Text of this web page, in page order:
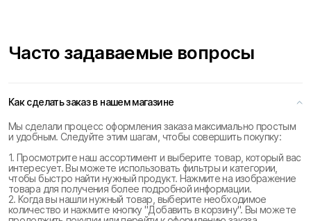
Часто задаваемые вопросы
Как сделать заказ в нашем магазине
Мы сделали процесс оформления заказа максимально простым
и удобным. Следуйте этим шагам, чтобы совершить покупку:
1. Просмотрите наш ассортимент и выберите товар, который вас
интересует. Вы можете использовать фильтры и категории,
чтобы быстро найти нужный продукт. Нажмите на изображение
товара для получения более подробной информации.
2. Когда вы нашли нужный товар, выберите необходимое
количество и нажмите кнопку "Добавить в корзину". Вы можете